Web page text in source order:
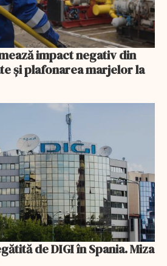
impact negativ din
și plafonarea marjelor la
de DIGI în Spania. Miza